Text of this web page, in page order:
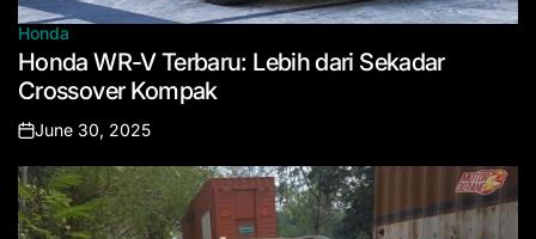
Posted
in
Honda
Honda WR-V Terbaru: Lebih dari Sekadar
Crossover Kompak
Posted
on
June 30, 2025